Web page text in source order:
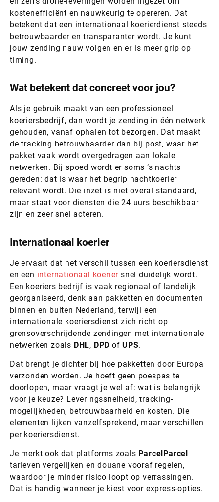
kostenefficiënt en nauwkeurig te opereren. Dat
betekent dat een internationaal koerierdienst steeds
betrouwbaarder en transparanter wordt. Je kunt
jouw zending nauw volgen en er is meer grip op
timing.
Wat betekent dat concreet voor jou?
Als je gebruik maakt van een professioneel
koeriersbedrijf, dan wordt je zending in één netwerk
gehouden, vanaf ophalen tot bezorgen. Dat maakt
de tracking betrouwbaarder dan bij post, waar het
pakket vaak wordt overgedragen aan lokale
netwerken. Bij spoed wordt er soms ’s nachts
gereden: dat is waar het begrip nachtkoerier
relevant wordt. Die inzet is niet overal standaard,
maar staat voor diensten die 24 uurs beschikbaar
zijn en zeer snel acteren.
Internationaal koerier
Je ervaart dat het verschil tussen een koeriersdienst
en een internationaal koerier snel duidelijk wordt.
Een koeriers bedrijf is vaak regionaal of landelijk
georganiseerd, denk aan pakketten en documenten
binnen en buiten Nederland, terwijl een
internationale koeriersdienst zich richt op
grensoverschrijdende zendingen met internationale
netwerken zoals DHL, DPD of UPS.
Dat brengt je dichter bij hoe pakketten door Europa
verzonden worden. Je hoeft geen poespas te
doorlopen, maar vraagt je wel af: wat is belangrijk
voor je keuze? Leveringssnelheid, tracking-
mogelijkheden, betrouwbaarheid en kosten. Die
elementen lijken vanzelfsprekend, maar verschillen
per koeriersdienst.
Je merkt ook dat platforms zoals ParcelParcel
tarieven vergelijken en douane vooraf regelen,
waardoor je minder risico loopt op verrassingen.
Dat is handig wanneer je kiest voor express-opties.